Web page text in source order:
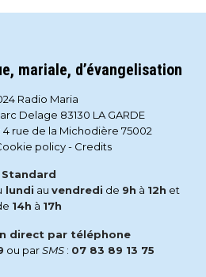
mariale, d’évangelisation
Radio Maria
Delage 83130 LA GARDE
4 rue de la Michodière 75002
policy- Credits
Standard
lundi au vendredi de 9h à 12h et
14h à 17h
direct par téléphone
ou parSMS : 07 83 89 13 75